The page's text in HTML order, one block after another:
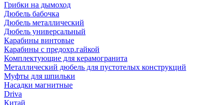
Грибки на дымоход
Дюбель бабочка
Дюбель металлический
Дюбель универсальный
Карабины винтовые
Карабины с предохр.гайкой
Комплектующие для керамогранита
Металлический дюбель для пустотелых конструкций
Муфты для шпильки
Насадки магнитные
Driva
Китай